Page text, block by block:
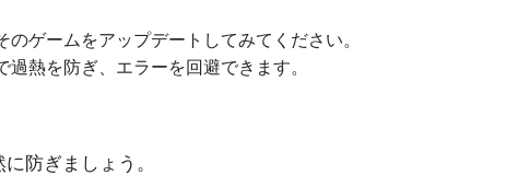
ゲームをアップデートしてみてください。
熱を防ぎ、エラーを回避できます。
防ぎましょう。